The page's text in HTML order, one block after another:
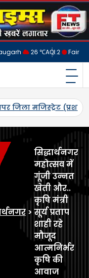
26 ℃AQI:2 Fair
का अर्थदण्ड अधिरोपित*_
>
सिद्धार्थनगर
महोत्सव में
गूंजी उन्नत
खेती और..
कृषि मंत्री
सूर्य प्रताप
शाही रहे
मौजूद
आत्मनिर्भर
कृषि की
आवाज